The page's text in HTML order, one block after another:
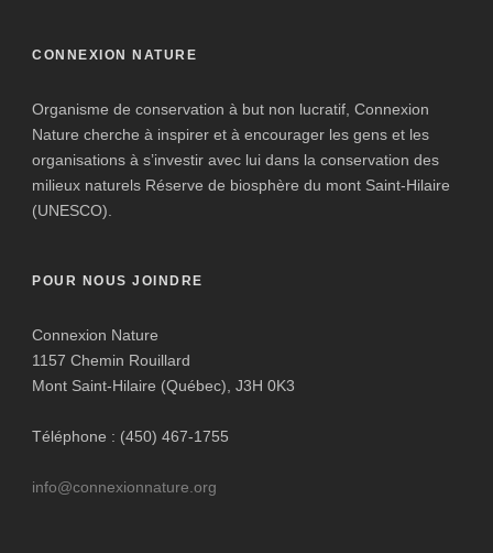
CONNEXION NATURE
Organisme de conservation à but non lucratif, Connexion
Nature cherche à inspirer et à encourager les gens et les
organisations à s’investir avec lui dans la conservation des
milieux naturels Réserve de biosphère du mont Saint-Hilaire
(UNESCO).
POUR NOUS JOINDRE
Connexion Nature
1157 Chemin Rouillard
Mont Saint-Hilaire (Québec), J3H 0K3
Téléphone : (450) 467-1755
info@connexionnature.org